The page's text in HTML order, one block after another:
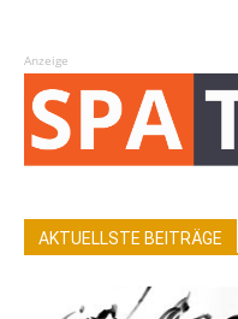
Anzeige
AKTUELLSTE BEITRÄGE